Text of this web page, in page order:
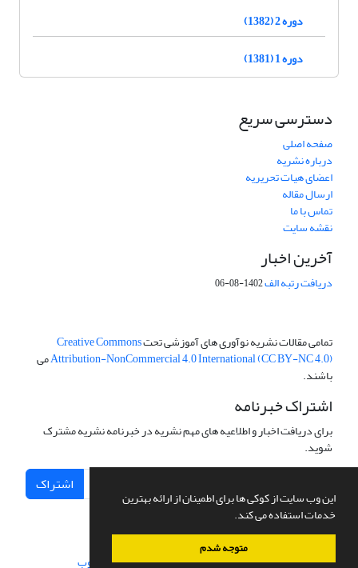
این وب سایت از کوکی ها برای اطمینان از ارائه بهترین
خدمات استفاده می کند.
متوجه شدم
دوره 2 (1382)
دوره 1 (1381)
دسترسی سریع
صفحه اصلی
درباره نشریه
اعضای هیات تحریریه
ارسال مقاله
تماس با ما
نقشه سایت
آخرین اخبار
دریافت رتبه الف1402-08-06
تمامی مقالات نشریه نوآوری های آموزشی تحتCreative Commons
Attribution-NonCommercial 4.0 International (CC BY-NC 4.0)می
باشند.
اشتراک خبرنامه
برای دریافت اخبار و اطلاعیه های مهم نشریه در خبرنامه نشریه مشترک
شوید.
اشتراک
سامانه مدیریت نشریات علمی.طراحی و پیاده سازی از سیناوب